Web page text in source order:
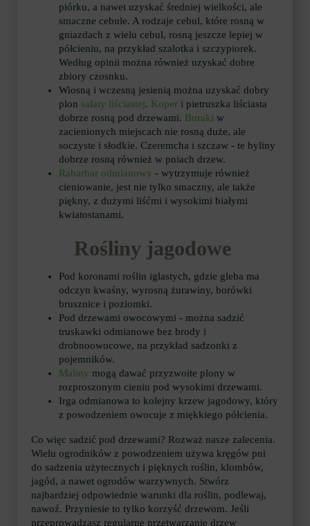
piórku, a nawet uzyskać średniej wielkości, ale
smaczne cebule. A rodzaje cebul, które rosną w
gniazdach z wielu cebul, rosną jeszcze lepiej w
półcieniu, na przykład szalotka i szczypiorek.
Według opinii można również uzyskać dobre
zbiory czosnku.
Wiosną i wczesną jesienią można uzyskać dobry
plon sałaty liściastej. Koper i pietruszka liściasta
dobrze rosną pod drzewami. Buraki w
zacienionych miejscach nie rosną duże, ale
soczyste i słodkie. Czeremcha i szczaw - te byliny
dobrze rosną również w pniach drzew.
Rabarbar odmianowy - wytrzymuje również
cieniowanie, jest nie tylko smaczny, ale także
piękny, z dużymi liśćmi i wysokimi białymi
kwiatostanami.
Rośliny jagodowe
Pod koronami roślin iglastych, gdzie gleba ma
odczyn kwaśny, wyrosną żurawiny, borówki
brusznice i poziomki.
Pod drzewami owocowymi - można sadzić
truskawki odmianowe bez brody i
drobnoowocowe, na przykład sadzonki z
pojemników.
Maliny mogą dawać przyzwoite plony w
rozproszonym cieniu pod wysokimi drzewami.
Irga odmianowa to kolejny krzew jagodowy, który
z powodzeniem owocuje z miękkiego półcienia.
Co więc sadzić pod drzewami? Rozważ nasze zalecenia.
Wielu ogrodników z powodzeniem używa kręgów pni
do sadzenia użytecznych i pięknych roślin, klombów,
jagód, a nawet ogrodów warzywnych. Stwórz
najbardziej odpowiednie warunki dla roślin, podlewaj,
nawoź. Przyniesie to tylko korzyść drzewom. Jeśli
przeprowadzasz regularne przetwarzanie drzew